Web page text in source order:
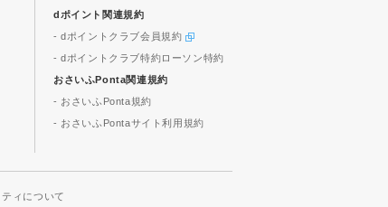
dポイント関連規約
- dポイントクラブ会員規約
- dポイントクラブ特約ローソン特約
おさいふPonta関連規約
- おさいふPonta規約
- おさいふPontaサイト利用規約
ィについて